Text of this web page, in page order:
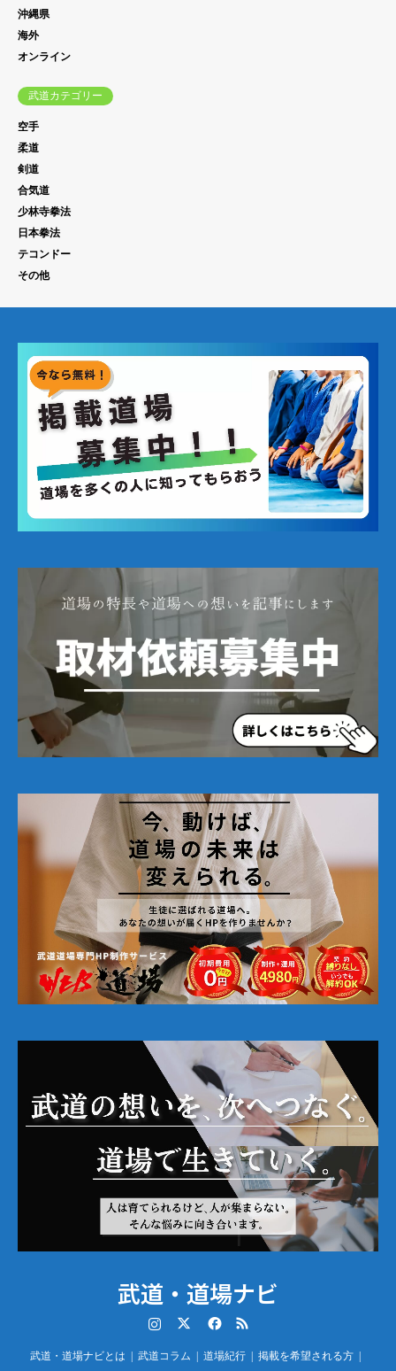
沖縄県
海外
オンライン
武道カテゴリー
空手
柔道
剣道
合気道
少林寺拳法
日本拳法
テコンドー
その他
武道・道場ナビ
RSS
武道・道場ナビとは 武道コラム 道場紀行
掲載を希望される方